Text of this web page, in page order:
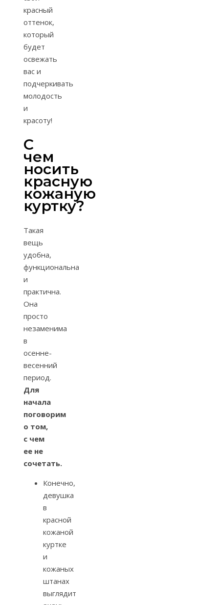
красный
оттенок,
который
будет
освежать
вас и
подчеркивать
молодость
и
красоту!
С
чем
носить
красную
кожаную
куртку?
Такая
вещь
удобна,
функциональна
и
практична.
Она
просто
незаменима
в
осенне-
весенний
период.
Для
начала
поговорим
о том,
с чем
ее не
сочетать.
Конечно,
девушка
в
красной
кожаной
куртке
и
кожаных
штанах
выглядит